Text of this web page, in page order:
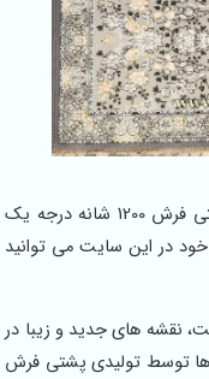
برای خرید بهترین و جدیدرتین مدل های پشتی فرش 1200 شانه درجه یک
در این سایت می توانید
نقشه های جدید و زیبا در
ها توسط تولیدی پشتی فرش